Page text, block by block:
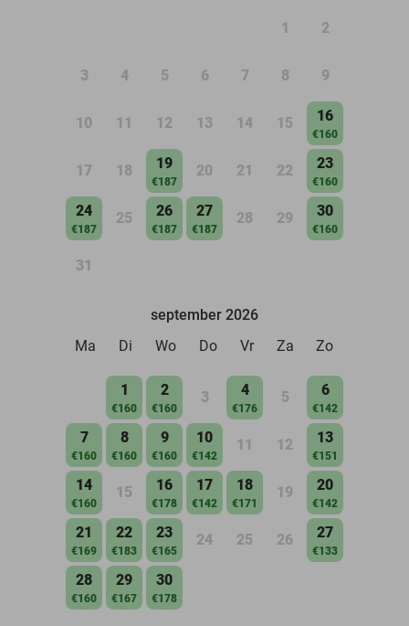
1 2
3 4 5 6 7 8 9
10 11 12 13 14 15 16
€160
17 18 19
€187
20 21 22 23
€160
24
€187
25 26
€187
27
€187
28 29 30
€160
31
september 2026
Ma
Di Wo Do Vr Za Zo
1
€160
2
€160
3 4
€176
5 6
€142
7
€160
8
€160
9
€160
10
€142
11 12 13
€151
14
€160
15 16
€178
17
€142
18
€171
19 20
€142
21
€169
22
€183
23
€165
24 25 26 27
€133
28
€160
29
€167
30
€178